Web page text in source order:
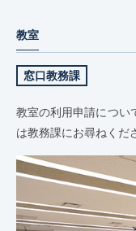
教室
窓口教務課
教室の利用申請につい
は教務課にお尋ねくだ